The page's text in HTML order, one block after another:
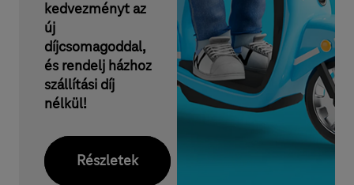
kedvezményt az
új
díjcsomagoddal,
és rendelj házhoz
szállítási díj
nélkül!
Részletek